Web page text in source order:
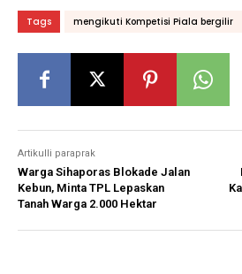
Tags mengikuti Kompetisi Piala bergilir
Artikulli paraprak
Warga Sihaporas Blokade Jalan
Kebun, Minta TPL Lepaskan
Tanah Warga 2.000 Hektar